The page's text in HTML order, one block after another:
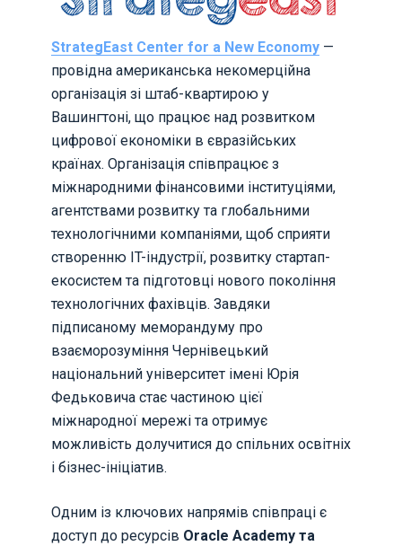
StrategEast Center for a New Economy—
провідна американська некомерційна
організація зі штаб-квартирою у
Вашингтоні, що працює над розвитком
цифрової економіки в євразійських
країнах. Організація співпрацює з
міжнародними фінансовими інституціями,
агентствами розвитку та глобальними
технологічними компаніями, щоб сприяти
створенню IT-індустрії, розвитку стартап-
екосистем та підготовці нового покоління
технологічних фахівців. Завдяки
підписаному меморандуму про
взаєморозуміння Чернівецький
національний університет імені Юрія
Федьковича стає частиною цієї
міжнародної мережі та отримує
можливість долучитися до спільних освітніх
і бізнес-ініціатив.
Одним із ключових напрямів співпраці є
доступ до ресурсів Oracle Academy та